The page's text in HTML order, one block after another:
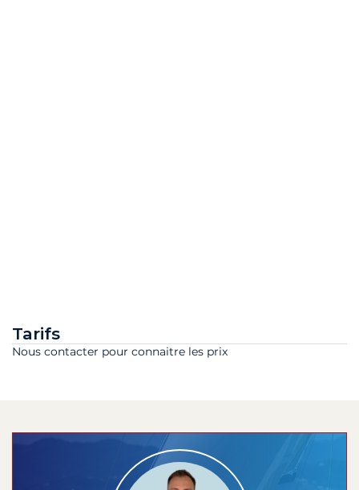
Tarifs
Nous contacter pour connaitre les prix